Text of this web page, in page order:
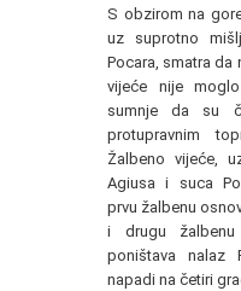
S obzirom na
uz suprotno
Pocara, smatra da
vijeće nije
sumnje da su
protupravnim
Žalbeno vijeće,
Agiusa i suca
prvu žalbenu
i drugu
poništava nalaz
napadi na četiri